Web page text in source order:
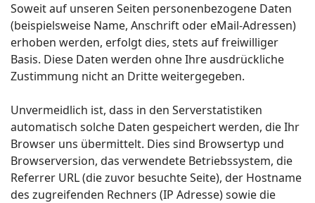
Soweit auf unseren Seiten personenbezogene Daten
(beispielsweise Name, Anschrift oder eMail-Adressen)
erhoben werden, erfolgt dies, stets auf freiwilliger
Basis. Diese Daten werden ohne Ihre ausdrückliche
Zustimmung nicht an Dritte weitergegeben.
Unvermeidlich ist, dass in den Serverstatistiken
automatisch solche Daten gespeichert werden, die Ihr
Browser uns übermittelt. Dies sind Browsertyp und
Browserversion, das verwendete Betriebssystem, die
Referrer URL (die zuvor besuchte Seite), der Hostname
des zugreifenden Rechners (IP Adresse) sowie die